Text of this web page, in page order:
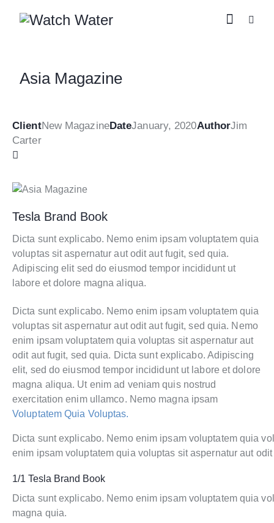
Asia Magazine
ClientNew MagazineDateJanuary, 2020AuthorJim
Carter
Tesla Brand Book
Dicta sunt explicabo. Nemo enim ipsam voluptatem quia
voluptas sit aspernatur aut odit aut fugit, sed quia.
Adipiscing elit sed do eiusmod tempor incididunt ut
labore et dolore magna aliqua.
Dicta sunt explicabo. Nemo enim ipsam voluptatem quia
voluptas sit aspernatur aut odit aut fugit, sed quia. Nemo
enim ipsam voluptatem quia voluptas sit aspernatur aut
odit aut fugit, sed quia. Dicta sunt explicabo. Adipiscing
elit, sed do eiusmod tempor incididunt ut labore et dolore
magna aliqua. Ut enim ad veniam quis nostrud
exercitation enim ullamco. Nemo magna ipsam
Voluptatem Quia Voluptas.
Dicta sunt explicabo. Nemo enim ipsam voluptatem quia
enim ipsam voluptatem quia voluptas sit aspernatur aut
1/1 Tesla Brand Book
Dicta sunt explicabo. Nemo enim ipsam voluptatem quia
magna quia.